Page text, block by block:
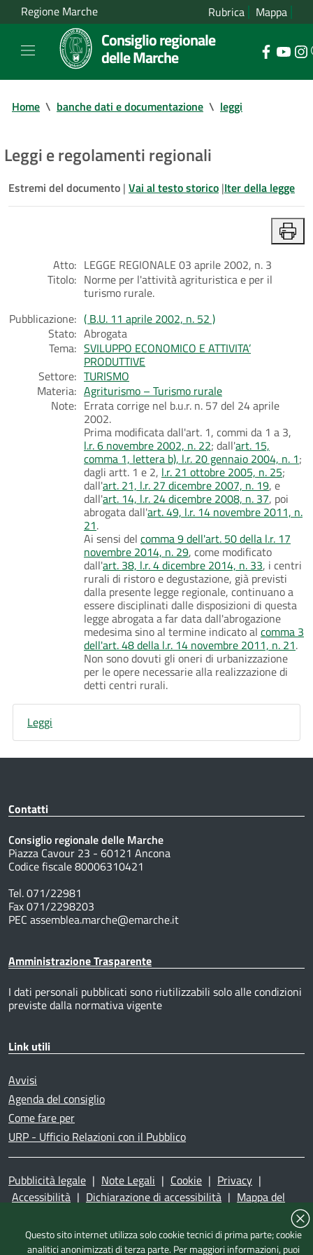
Regione Marche Rubrica Mappa
Consiglio regionale
delle Marche
Home \ banche dati e documentazione \ leggi
Leggi e regolamenti regionali
Estremi del documento | Vai al testo storico |Iter della legge
Atto: LEGGE REGIONALE 03 aprile 2002, n. 3
Titolo: Norme per l'attività agrituristica e per il
turismo rurale.
Pubblicazione: ( B.U. 11 aprile 2002, n. 52 )
Stato: Abrogata
Tema: SVILUPPO ECONOMICO E ATTIVITA’
PRODUTTIVE
Settore: TURISMO
Materia: Agriturismo – Turismo rurale
Note: Errata corrige nel b.u.r. n. 57 del 24 aprile
2002.
Prima modificata dall'art. 1, commi da 1 a 3,
l.r. 6 novembre 2002, n. 22; dall'art. 15,
comma 1, lettera b), l.r. 20 gennaio 2004, n. 1;
dagli artt. 1 e 2, l.r. 21 ottobre 2005, n. 25;
dall'art. 21, l.r. 27 dicembre 2007, n. 19, e
dall'art. 14, l.r. 24 dicembre 2008, n. 37, poi
abrogata dall'art. 49, l.r. 14 novembre 2011, n.
21.
Ai sensi del comma 9 dell'art. 50 della l.r. 17
novembre 2014, n. 29, come modificato
dall'art. 38, l.r. 4 dicembre 2014, n. 33, i centri
rurali di ristoro e degustazione, già previsti
dalla presente legge regionale, continuano a
essere disciplinati dalle disposizioni di questa
legge abrogata a far data dall'abrogazione
medesima sino al termine indicato al comma 3
dell'art. 48 della l.r. 14 novembre 2011, n. 21.
Non sono dovuti gli oneri di urbanizzazione
per le opere necessarie alla realizzazione di
detti centri rurali.
Leggi
Contatti
Consiglio regionale delle Marche
Piazza Cavour 23 - 60121 Ancona
Codice fiscale 80006310421
Tel. 071/22981
Fax 071/2298203
PEC assemblea.marche@emarche.it
Amministrazione Trasparente
I dati personali pubblicati sono riutilizzabili solo alle condizioni
previste dalla normativa vigente
Link utili
Avvisi
Agenda del consiglio
Come fare per
URP - Ufficio Relazioni con il Pubblico
Pubblicità legale | Note Legali | Cookie | Privacy |
Accessibilità | Dichiarazione di accessibilità | Mappa del
Questo sito internet utilizza solo cookie tecnici di prima parte; cookie
analitici anonimizzati di terza parte. Per maggiori informazioni, puoi